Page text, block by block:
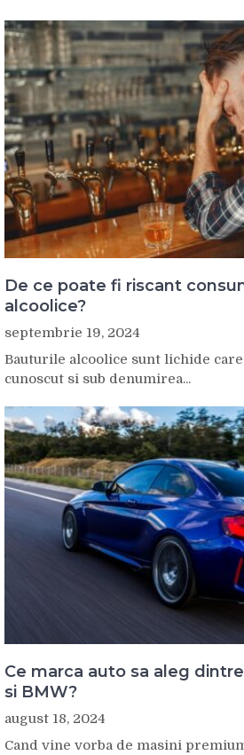
De ce poate fi riscant
alcoolice?
septembrie 19, 2024
Bauturile alcoolice sunt lichide
cunoscut si sub denumirea...
Ce marca auto sa aleg
si BMW?
august 18, 2024
Cand vine vorba de masini